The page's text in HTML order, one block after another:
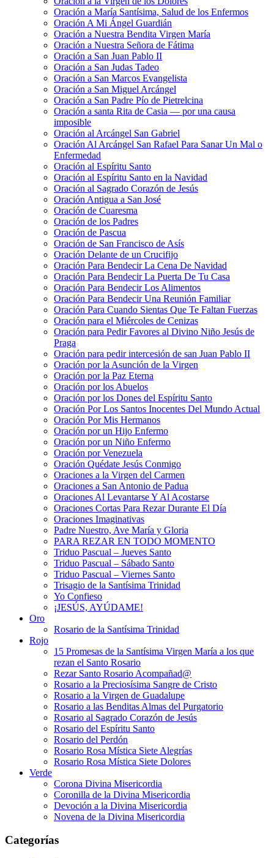
Oración a María Santísima, Salud de los Enfermos
Oración A Mi Ángel Guardián
Oración a Nuestra Bendita Virgen María
Oración a Nuestra Señora de Fátima
Oración a San Juan Pablo II
Oración a San Judas Tadeo
Oración a San Marcos Evangelista
Oración a San Miguel Arcángel
Oración a San Padre Pío de Pietrelcina
Oración a santa Rita de Casia — por una causa
imposible
Oración al Arcángel San Gabriel
Oración Al Arcángel San Rafael Para Sanar Un Mal o
Enfermedad
Oración al Espíritu Santo
Oración al Espíritu Santo en la Navidad
Oración al Sagrado Corazón de Jesús
Oración Antigua a San José
Oración de Cuaresma
Oración de los Padres
Oración de Pascua
Oración de San Francisco de Asís
Oración Delante de un Crucifijo
Oración Para Bendecir La Cena De Navidad
Oración Para Bendecir La Puerta De Tu Casa
Oración Para Bendecir Los Alimentos
Oración Para Bendecir Una Reunión Familiar
Oración Para Cuando Sientas Que Te Faltan Fuerzas
Oración para el Miércoles de Cenizas
Oración para Pedir Favores al Divino Niño Jesús de
Praga
Oración para pedir intercesión de san Juan Pablo II
Oración por la Asunción de la Virgen
Oración por la Paz Eterna
Oración por los Abuelos
Oración por los Dones del Espíritu Santo
Oración Por Los Santos Inocentes Del Mundo Actual
Oración Por Mis Hermanos
Oración por un Hijo Enfermo
Oración por un Niño Enfermo
Oración por Venezuela
Oración Quédate Jesús Conmigo
Oraciones a la Virgen del Carmen
Oraciones a San Antonio de Padua
Oraciones Al Levantarse Y Al Acostarse
Oraciones Cortas Para Rezar Durante El Día
Oraciones Imaginativas
Padre Nuestro, Ave María y Gloria
PARA REZAR EN TODO MOMENTO
Triduo Pascual – Jueves Santo
Triduo Pascual – Sábado Santo
Triduo Pascual – Viernes Santo
Trisagio de la Santísima Trinidad
Yo Confieso
¡JESÚS, AYÚDAME!
Oro
Rosario de la Santísima Trinidad
Rojo
15 Promesas de la Santísima Virgen María a los que
rezan el Santo Rosario
Rezar Santo Rosario Acompañad@
Rosario a la Preciosísima Sangre de Cristo
Rosario a la Virgen de Guadalupe
Rosario a las Benditas Almas del Purgatorio
Rosario al Sagrado Corazón de Jesús
Rosario del Espíritu Santo
Rosario del Perdón
Rosario Rosa Mística Siete Alegrías
Rosario Rosa Mística Siete Dolores
Verde
Corona Divina Misericordia
Coronilla de la Divina Misericordia
Devoción a la Divina Misericordia
Novena de la Divina Misericordia
Categorías